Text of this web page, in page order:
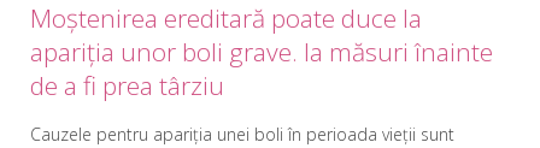
Moștenirea ereditară poate duce la
apariția unor boli grave. Ia măsuri înainte
de a fi prea târziu
Cauzele pentru apariția unei boli în perioada vieții sunt